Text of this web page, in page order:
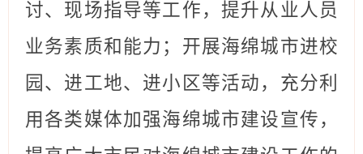
讨、现场指导等工作，提升从业人员
业务素质和能力；开展海绵城市进校
园、进工地、进小区等活动，充分利
用各类媒体加强海绵城市建设宣传，